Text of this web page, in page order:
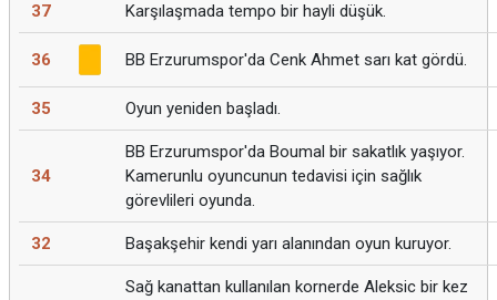
37 Karşılaşmada tempo bir hayli düşük.
36 BB Erzurumspor'da Cenk Ahmet sarı kat gördü.
35 Oyun yeniden başladı.
34
BB Erzurumspor'da Boumal bir sakatlık yaşıyor.
Kamerunlu oyuncunun tedavisi için sağlık
görevlileri oyunda.
32 Başakşehir kendi yarı alanından oyun kuruyor.
Sağ kanattan kullanılan kornerde Aleksic bir kez